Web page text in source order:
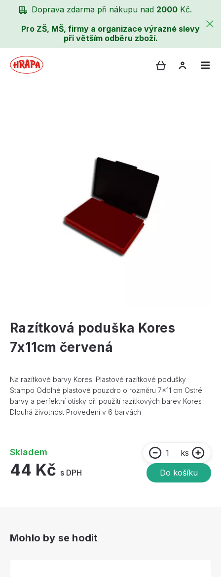
Doprava zdarma při nákupu nad 2000 Kč.
Pro ZŠ, MŠ, firmy a organizace výrazné slevy
při větším odběru zboží.
Razítková poduška Kores
7x11cm červená
Na razítkové barvy Kores. Plastové razítkové podušky
Stampo Odolné plastové pouzdro o rozměru 7x11 cm Ostré
barvy a perfektní otisky při použití razítkových barev Kores
Dlouhá životnost Provedení v 6 barvách
Skladem
44 Kč s DPH
ks
Do košíku
Mohlo by se hodit